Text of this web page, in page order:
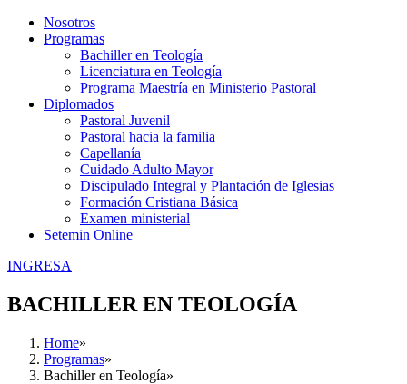
Nosotros
Programas
Bachiller en Teología
Licenciatura en Teología
Programa Maestría en Ministerio Pastoral
Diplomados
Pastoral Juvenil
Pastoral hacia la familia
Capellanía
Cuidado Adulto Mayor
Discipulado Integral y Plantación de Iglesias
Formación Cristiana Básica
Examen ministerial
Setemin Online
INGRESA
BACHILLER EN TEOLOGÍA
Home
Programas
Bachiller en Teología